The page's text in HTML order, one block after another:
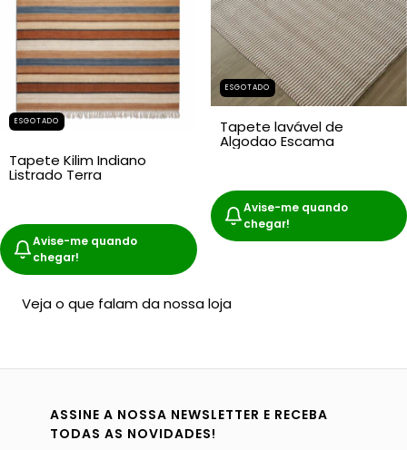
ESGOTADO
Tapete Kilim Indiano
Listrado Terra
Avise-me quando
chegar!
ESGOTADO
Tapete lavável de
Algodao Escama
Avise-me quando
chegar!
Veja o que falam da nossa loja
ASSINE A NOSSA NEWSLETTER E RECEBA
TODAS AS NOVIDADES!